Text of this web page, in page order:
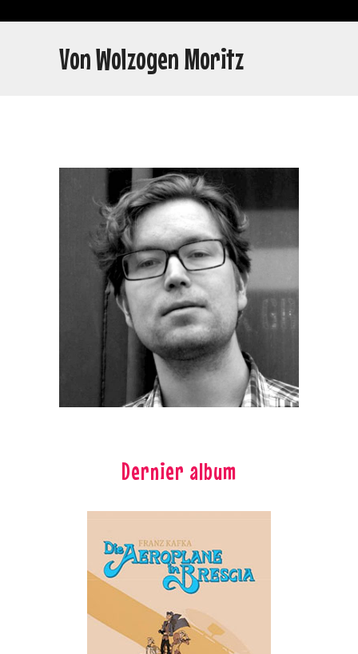
Von Wolzogen Moritz
Dernier album